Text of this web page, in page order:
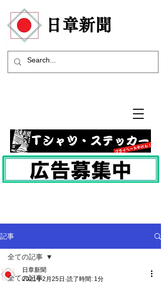
​日章新聞
記事
全ての記事
全ての記事
日章新聞
2021年2月25日 読了時間: 1分